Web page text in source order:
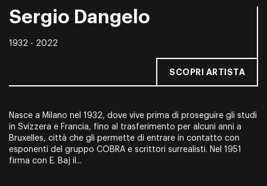
Sergio Dangelo
1932 - 2022
SCOPRI ARTISTA
Nasce a Milano nel 1932, dove vive prima di proseguire gli studi
in Svizzera e Francia, fino al trasferimento per alcuni anni a
Bruxelles, città che gli permette di entrare in contatto con
esponenti del gruppo COBRA e scrittori surrealisti. Nel 1951
firma con E. Baj il...